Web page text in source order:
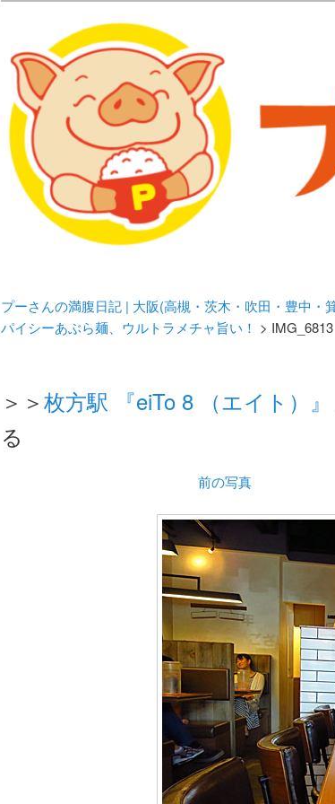
プーさんの満腹日記 |
豊中・箕面)のラン
化してます。
プーさんの満腹日記 | 大阪(高槻・茨木・吹田・豊中
パイシーあぶら麺、ウルトラメチャ旨い！ > IMG_6813
＞＞枚方駅 『eiTo 8 （エイト）
る
前の写真